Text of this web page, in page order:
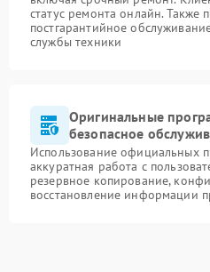
статус ремонта онлайн. Также
постгарантийное
службы техники
Оригинальные
безопасное
Использование официальных
аккуратная работа с
резервное копирование,
восстановление информации